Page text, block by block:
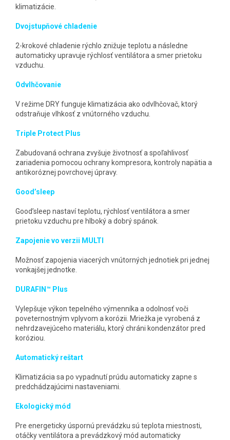
klimatizácie.
Dvojstupňové chladenie
2-krokové chladenie rýchlo znižuje teplotu a následne
automaticky upravuje rýchlosť ventilátora a smer prietoku
vzduchu.
Odvlhčovanie
V režime DRY funguje klimatizácia ako odvlhčovač, ktorý
odstraňuje vlhkosť z vnútorného vzduchu.
Triple Protect Plus
Zabudovaná ochrana zvyšuje životnosť a spoľahlivosť
zariadenia pomocou ochrany kompresora, kontroly napätia a
antikoróznej povrchovej úpravy.
Good’sleep
Good’sleep nastaví teplotu, rýchlosť ventilátora a smer
prietoku vzduchu pre hlboký a dobrý spánok.
Zapojenie vo verzii MULTI
Možnosť zapojenia viacerých vnútorných jednotiek pri jednej
vonkajšej jednotke.
DURAFIN™ Plus
Vylepšuje výkon tepelného výmenníka a odolnosť voči
poveternostným vplyvom a korózii. Mriežka je vyrobená z
nehrdzavejúceho materiálu, ktorý chráni kondenzátor pred
koróziou.
Automatický reštart
Klimatizácia sa po vypadnutí prúdu automaticky zapne s
predchádzajúcimi nastaveniami.
Ekologický mód
Pre energeticky úspornú prevádzku sú teplota miestnosti,
otáčky ventilátora a prevádzkový mód automaticky